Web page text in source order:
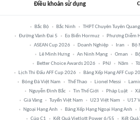
Điều khoản sử dụng
Bắc Bộ Bắc Ninh THPT Chuyên Tuyên Quang
Đường Vành Đai 5
Eo Biển Hormuz Phương Diễm
ASEAN Cup 2026
Doanh Nghiệp Iran Bộ
Lê Minh Hưng
An Ninh Mạng Oman
Better Choice Awards 2026
PNJ Năm
Lịch Thi Đấu AFF Cup 2026
Bảng Xếp Hạng AFF Cup
Bóng Đá Việt Nam
Thể Thao Lionel Messi
Nguyễn Đình Bắc
Tin Thế Giới Pháp Luật
Giá Vàng
Tuyển Việt Nam U23 Việt Nam U17
Ngoại Hạng Anh
Bảng Xếp Hạng Ngoại Hạng Anh
Cúp C1
Kết Quả Vietlott Power 6/55 Kết Quả